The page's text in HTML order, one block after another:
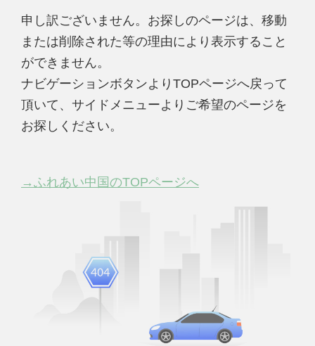
申し訳ございません。お探しのページは、移動
または削除された等の理由により表示すること
ができません。
ナビゲーションボタンよりTOPページへ戻って
頂いて、サイドメニューよりご希望のページを
お探しください。
→ふれあい中国のTOPページへ